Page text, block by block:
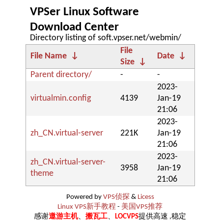
VPSer Linux Software
Download Center
Directory listing of soft.vpser.net/webmin/
File Name
↓
File
Size
↓
Date
↓
Parent directory/
- -
virtualmin.config 4139
2023-
Jan-19
21:06
zh_CN.virtual-server 221K
2023-
Jan-19
21:06
zh_CN.virtual-server-
theme
3958
2023-
Jan-19
21:06
Powered by VPS侦探 & Licess
Linux VPS新手教程 - 美国VPS推荐
感谢遨游主机、 搬瓦工、 LOCVPS提供高速 ,稳定